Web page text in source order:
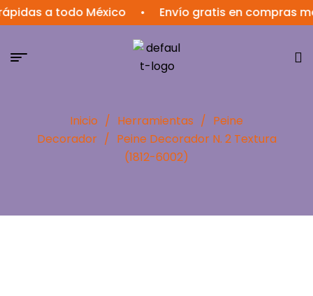
a todo México Envío gratis en compras
Inicio / Herramientas / Peine
Decorador / Peine Decorador N. 2 Textura
(1812-6002)